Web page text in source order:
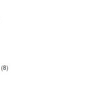
(8)